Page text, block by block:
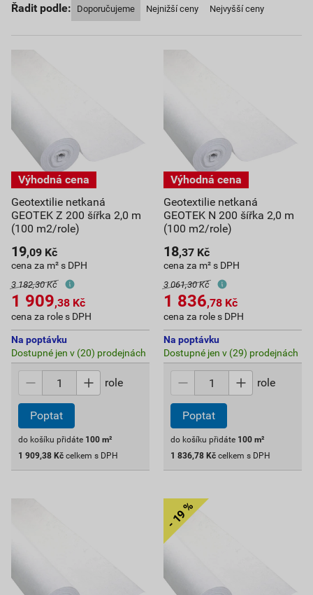
Řadit podle: Doporučujeme Nejnižší ceny Nejvyšší ceny
Geotextilie netkaná
GEOTEK Z 200 šířka 2,0 m
(100 m2/role)
19,09 Kč
cena za m² s DPH
3 182,30 Kč
1 909,38 Kč
cena za role s DPH
Na poptávku
Dostupné jen v (20) prodejnách
role
Poptat
do košíku přidáte 100 m²
1 909,38 Kč celkem s DPH
Geotextilie netkaná
GEOTEK N 200 šířka 2,0 m
(100 m2/role)
18,37 Kč
cena za m² s DPH
3 061,30 Kč
1 836,78 Kč
cena za role s DPH
Na poptávku
Dostupné jen v (29) prodejnách
role
Poptat
do košíku přidáte 100 m²
1 836,78 Kč celkem s DPH